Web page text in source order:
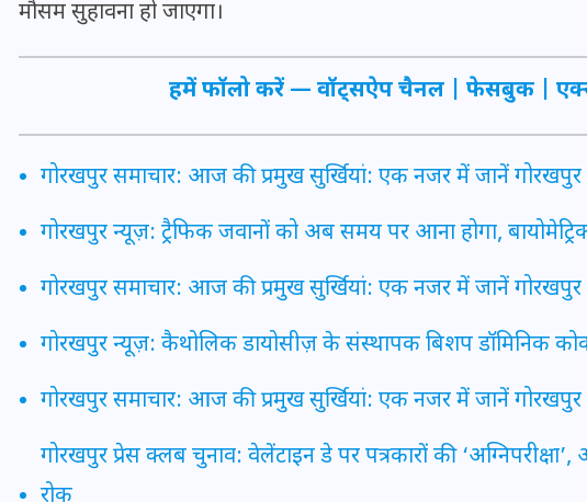
मौसम सुहावना हो जाएगा।
हमें फॉलो करें — वॉट्सऐप चैनल फेसबुक
गोरखपुर समाचार: आज की प्रमुख सुर्खियां: एक नजर में जानें
गोरखपुर न्यूज़: ट्रैफिक जवानों को अब समय पर आना होगा,
गोरखपुर समाचार: आज की प्रमुख सुर्खियां: एक नजर में जानें
गोरखपुर न्यूज़: कैथोलिक डायोसीज़ के संस्थापक बिशप डॉमिनिक
गोरखपुर समाचार: आज की प्रमुख सुर्खियां: एक नजर में जानें
गोरखपुर प्रेस क्लब चुनाव: वेलेंटाइन डे पर पत्रकारों की
रोक
जानें कब से शुरू होंगे आवेदन
16 दिसम्बर 2025
जिस कमरे में बिना बिजली-पंखे
के बीते 4 साल, उसे देख भावुक
के